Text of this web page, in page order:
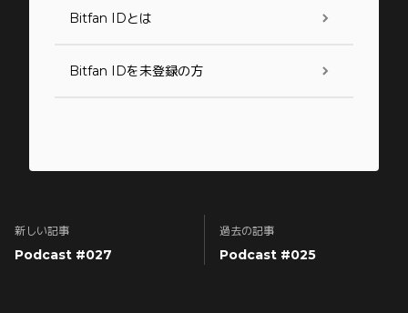
Bitfan IDとは
Bitfan IDを未登録の方
新しい記事
Podcast #027
過去の記事
Podcast #025